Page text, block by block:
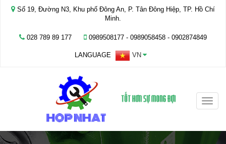
Số 19, Đường N3, Khu phố Đông An, P. Tân Đông Hiệp, TP. Hồ Chí
Minh.
028 789 89 177 0989508177 - ‭0989058458‬ - 0902874849
LANGUAGE VN
Toggle